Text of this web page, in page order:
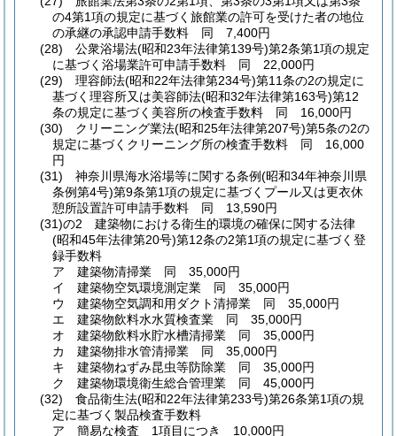
の4第1項の規定に基づく旅館業の許可を受けた者の地位
の承継の承認申請手数料 同 7,400円
(28)
公衆浴場法(昭和23年法律第139号)第2条第1項の規定
に基づく浴場業許可申請手数料 同 22,000円
(29)
理容師法(昭和22年法律第234号)第11条の2の規定に
基づく理容所又は美容師法(昭和32年法律第163号)第12
条の規定に基づく美容所の検査手数料 同 16,000円
(30)
クリーニング業法(昭和25年法律第207号)第5条の2の
規定に基づくクリーニング所の検査手数料 同 16,000
円
(31)
神奈川県海水浴場等に関する条例(昭和34年神奈川県
条例第4号)第9条第1項の規定に基づくプール又は更衣休
憩所設置許可申請手数料 同 13,590円
(31)の2
建築物における衛生的環境の確保に関する法律
(昭和45年法律第20号)第12条の2第1項の規定に基づく登
録手数料
ア
建築物清掃業 同 35,000円
イ
建築物空気環境測定業 同 35,000円
ウ
建築物空気調和用ダクト清掃業 同 35,000円
エ
建築物飲料水水質検査業 同 35,000円
オ
建築物飲料水貯水槽清掃業 同 35,000円
カ
建築物排水管清掃業 同 35,000円
キ
建築物ねずみ昆虫等防除業 同 35,000円
ク
建築物環境衛生総合管理業 同 45,000円
(32)
食品衛生法(昭和22年法律第233号)第26条第1項の規
定に基づく製品検査手数料
ア
簡易な検査 1項目につき 10,000円